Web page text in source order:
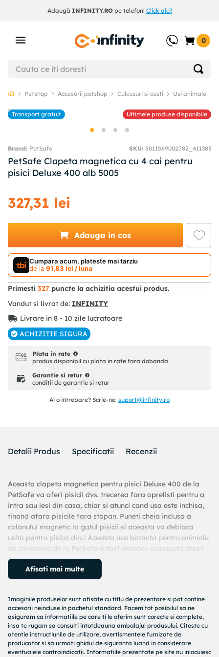
Adaugă INFINITY.ROpe telefon! Click aici!
0
Petshop Accesorii petshop Culcusuri si custi Usi animale
Transport gratuit Ultimele produse disponibile
PetSafe SKU: 5011569002782_411383
PetSafe Clapeta magnetica cu 4 cai pentru
pisici Deluxe 400 alb 5005
327,31 lei
Adauga in cos
Cumpara acum, plateste mai tarziu
de la 91,83 lei / luna
Primesti 327 puncte la achizitia acestui produs.
Vandut si livrat de: INFINITY
Livrare in 8 - 10 zile lucratoare
ACHIZITIE SIGURA
Plata in rate
produs disponibil cu plata in rate fara dobanda
Garantie si retur
conditii de garantie si retur
Ai o intrebare? Scrie-ne: suport@infinity.ro
Detalii Produs Specificatii Recenzii
Aceasta clapeta magnetica pentru pisici Deluxe 400 de la
PetSafe va oferi pisicii dvs. trecerea fara oprelisti pentru a
intra sau iesi din casa, chiar si atunci cand usa este inchisa,
tinand afara pisicile fara stapan. Puneti cheia inclusa a
colanului magnetic la gatul pisicii si aceasta va debloca
usita pentru pisica dvs.! Aceasta usa batanta pentru animale
de companie de la PetSafe a fost anterior cunoscuta drept
clapeta Staywell. Este potrivita pentru pisici de pana la 7 kg.
Clapeta magnetica pentru pisici Staywell are o incuietoare
si acces doar din exterior) si o inchidere cu clapa rezistenta
la intemperii, pentru un control sporit al accesului pisicii in
casa. Aceasta usita pentru pisici, eficienta din punct de
vedere energetic, este usor de instalat cu montajul universal
pentru ferestre, pe pereti si usi de pana la 5 cm grosime.
Cand usa are mai mult de 5 cm grosime, puteti adauga mai
Afisati mai multe
Imaginile produselor sunt afisate cu titlu de prezentare si pot contine
accesorii neincluse in pachetul standard. Facem tot posibilul sa ne
asiguram ca informatiile pe care ti le oferim sunt corecte si complete,
insa te rugam sa consulti intotdeauna ambalajul produsului. Citeste cu
atentie instructiunile de utilizare, avertismentele furnizate de
producator si sa urmati ghidul de siguranta luand in considerare
eventualele contraindicatii. Informatiile prezentate pe site nu inlocuiesc